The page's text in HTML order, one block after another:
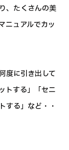
、たくさんの美
ニュアルでカッ
度に引き出して
トする」「セニ
する」など・・